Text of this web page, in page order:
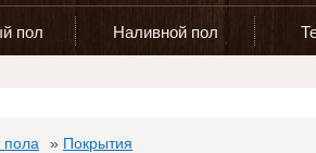
пол Наливной пол
пола » Покрытия